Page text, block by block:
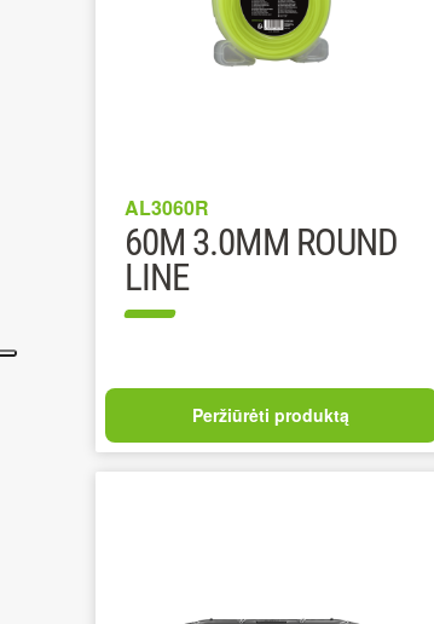
AL3060R
60M 3.0MM ROUND
LINE
Peržiūrėti produktą